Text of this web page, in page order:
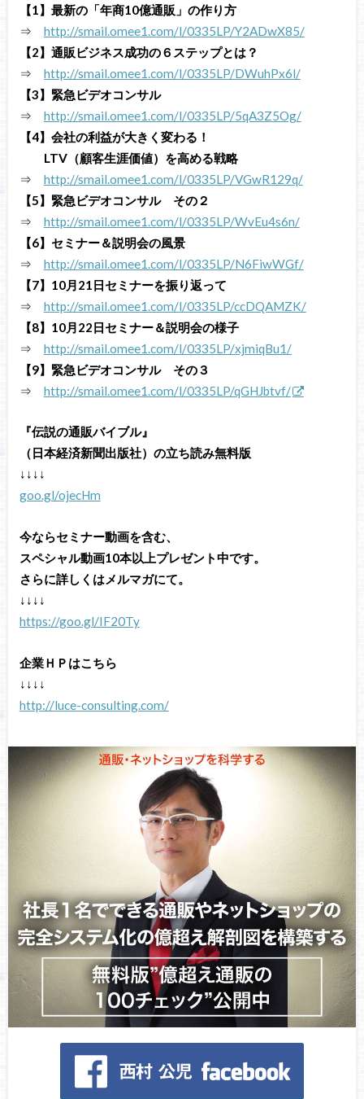
【1】最新の「年商10億通販」の作り方
⇒ http://smail.omee1.com/l/0335LP/Y2ADwX85/
【2】通販ビジネス成功の６ステップとは？
⇒ http://smail.omee1.com/l/0335LP/DWuhPx6l/
【3】緊急ビデオコンサル
⇒ http://smail.omee1.com/l/0335LP/5qA3Z5Og/
【4】会社の利益が大きく変わる！
LTV（顧客生涯価値）を高める戦略
⇒ http://smail.omee1.com/l/0335LP/VGwR129q/
【5】緊急ビデオコンサル その２
⇒ http://smail.omee1.com/l/0335LP/WvEu4s6n/
【6】セミナー＆説明会の風景
⇒ http://smail.omee1.com/l/0335LP/N6FiwWGf/
【7】10月21日セミナーを振り返って
⇒ http://smail.omee1.com/l/0335LP/ccDQAMZK/
【8】10月22日セミナー＆説明会の様子
⇒ http://smail.omee1.com/l/0335LP/xjmiqBu1/
【9】緊急ビデオコンサル その３
⇒ http://smail.omee1.com/l/0335LP/qGHJbtvf/
『伝説の通販バイブル』
（日本経済新聞出版社）の立ち読み無料版
↓↓↓↓
goo.gl/ojecHm
今ならセミナー動画を含む、
スペシャル動画10本以上プレゼント中です。
さらに詳しくはメルマガにて。
↓↓↓↓
https://goo.gl/IF20Ty
企業ＨＰはこちら
↓↓↓↓
http://luce-consulting.com/